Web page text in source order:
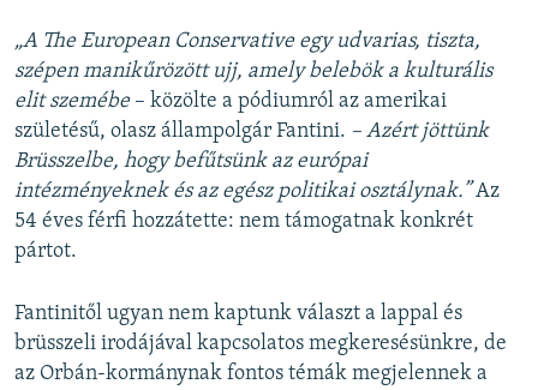
„A The European Conservative egy udvarias, tiszta,
szépen manikűrözött ujj, amely belebök a kulturális
elit szemébe – közölte a pódiumról az amerikai
születésű, olasz állampolgár Fantini. – Azért jöttünk
Brüsszelbe, hogy befűtsünk az európai
intézményeknek és az egész politikai osztálynak.”Az
54 éves férfi hozzátette: nem támogatnak konkrét
pártot.
Fantinitől ugyan nem kaptunk választ a lappal és
brüsszeli irodájával kapcsolatos megkeresésünkre, de
az Orbán-kormánynak fontos témák megjelennek a